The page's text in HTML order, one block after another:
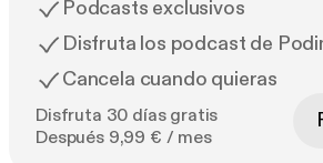
Podcasts exclusivos
Disfruta los podcast de
Cancela cuando quieras
Disfruta 30 días gratis
Después 9,99 € / mes